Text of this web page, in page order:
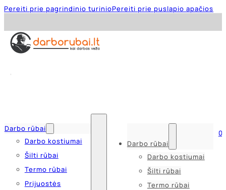
Pereiti prie pagrindinio turinioPereiti prie puslapio apačios
Darbo rūbai
Darbo kostiumai
Šilti rūbai
Termo rūbai
Prijuostės
Darbo rūbai
Darbo kostiumai
Šilti rūbai
Termo rūbai
0